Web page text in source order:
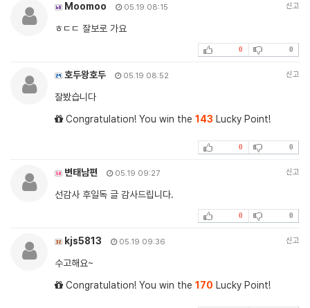
Moomoo 05.19 08:15 신고
ㅎㄷㄷ 잘보로 가요
0 0
호두왕호두 05.19 08:52 신고
잘봤습니다
Congratulation! You win the 143 Lucky Point!
0 0
변태남편 05.19 09:27 신고
선감사 후일독 글 감사드립니다.
0 0
kjs5813 05.19 09:36 신고
수고해요~
Congratulation! You win the 170 Lucky Point!